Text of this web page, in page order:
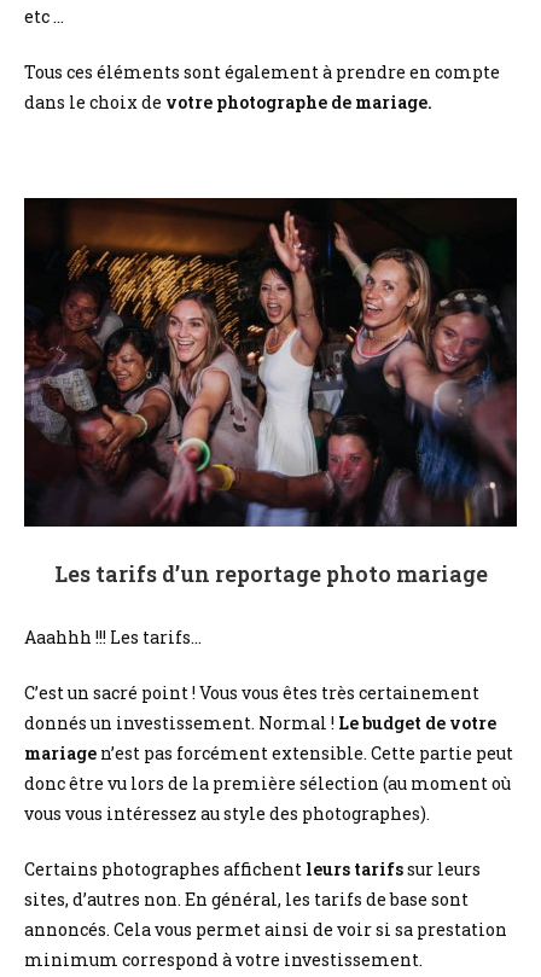
etc …
Tous ces éléments sont également à prendre en compte
dans le choix de votre photographe de mariage.
Les tarifs d’un reportage photo mariage
Aaahhh !!! Les tarifs…
C’est un sacré point ! Vous vous êtes très certainement
donnés un investissement. Normal ! Le budget de votre
mariage n’est pas forcément extensible. Cette partie peut
donc être vu lors de la première sélection (au moment où
vous vous intéressez au style des photographes).
Certains photographes affichent leurs tarifssur leurs
sites, d’autres non. En général, les tarifs de base sont
annoncés. Cela vous permet ainsi de voir si sa prestation
minimum correspond à votre investissement.